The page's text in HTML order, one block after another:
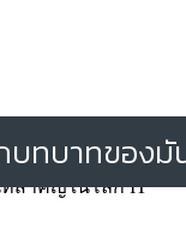
บทบาทของ